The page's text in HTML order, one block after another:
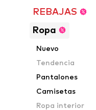
REBAJAS
Ropa
Nuevo
Tendencia
Pantalones
Camisetas
Ropa interior